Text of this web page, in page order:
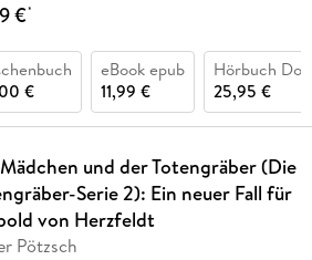
€*
€
eBook epub
11,99 €
Hörbuch
25,95 €
und der Totengräber (Die
Serie 2): Ein neuer Fall für
von Herzfeldt
Pötzsch